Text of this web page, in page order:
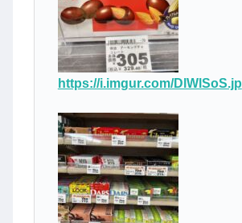
https://i.imgur.com/DlWlSoS.jp